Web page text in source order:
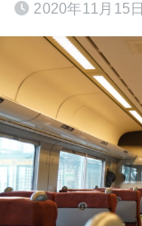
2020年11月15日